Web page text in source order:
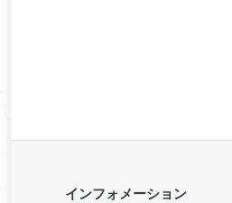
インフォメーション